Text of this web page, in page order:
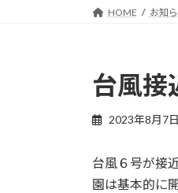
HOME お知
台風接
2023年8月7日
台風６号が接
園は基本的に